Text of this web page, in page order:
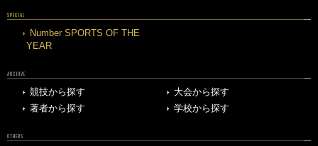
SPECIAL
Number SPORTS OF THE
YEAR
ARCHIVE
競技から探す
大会から探す
著者から探す
学校から探す
OTHERS